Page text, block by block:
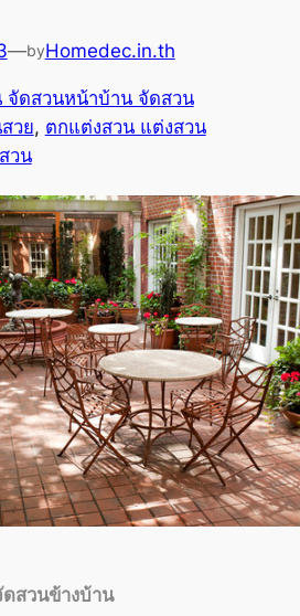
—byHomedec.in.th
จัดสวนหน้าบ้าน จัดสวน
วย, ตกแต่งสวน แต่งสวน
วน
ดสวนข้างบ้าน